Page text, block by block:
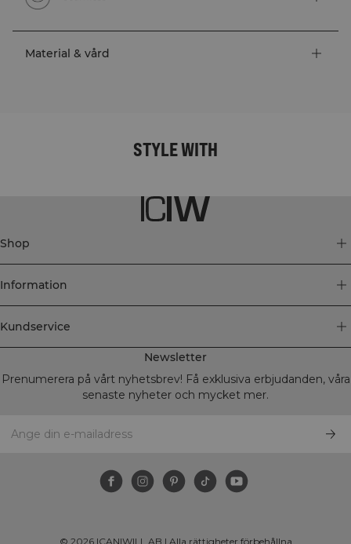
Material & vård
STYLE WITH
Shop
Information
Kundservice
Newsletter
Prenumerera på vårt nyhetsbrev! Få exklusiva erbjudanden, våra
senaste nyheter och mycket mer.
© 2026ICANIWILL AB | Alla rättigheter förbehållna